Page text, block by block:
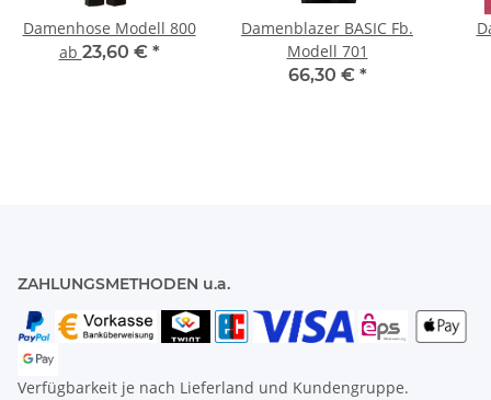
Damenhose Modell 800
ab 23,60 € *
Damenblazer BASIC Fb.
Modell 701
66,30 € *
ZAHLUNGSMETHODEN u.a.
Verfügbarkeit je nach Lieferland und Kundengruppe.